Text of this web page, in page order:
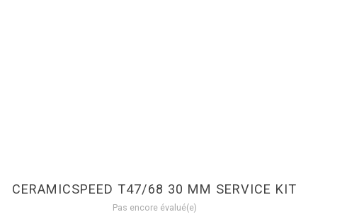
CERAMICSPEED T47/68 30 MM SERVICE KIT
Pas encore évalué(e)